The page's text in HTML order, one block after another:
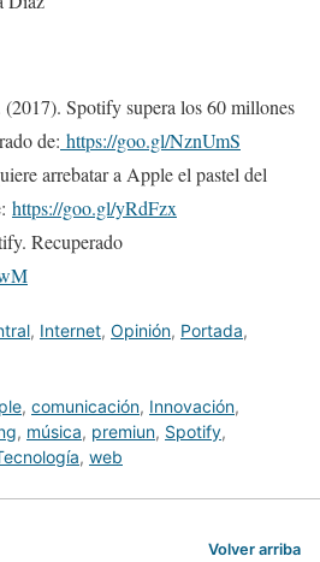
Spotify supera los 60 millones
de: https://goo.gl/NznUmS
arrebatar a Apple el pastel del
https://goo.gl/yRdFzx
Recuperado
, Internet, Opinión, Portada,
, comunicación, Innovación,
, música, premiun, Spotify,
, web
Volver arriba